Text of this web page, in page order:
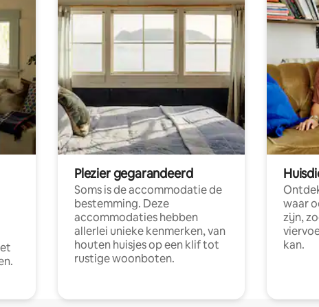
Plezier gegarandeerd
Soms is de accommodatie de
bestemming. Deze
accommodaties hebben
allerlei unieke kenmerken, van
houten huisjes op een klif tot
rustige woonboten.
waar
zijn,
kan.